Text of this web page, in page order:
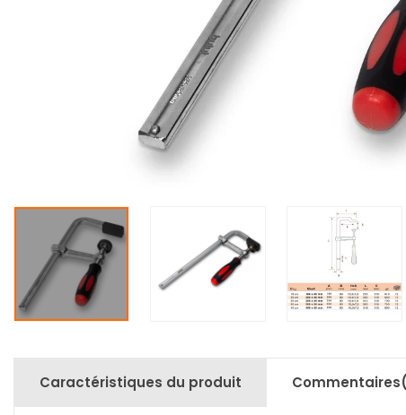
Caractéristiques du produit Commentaires